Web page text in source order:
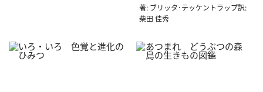
著: ブリッタ･テッケントラップ訳:
柴田 佳秀